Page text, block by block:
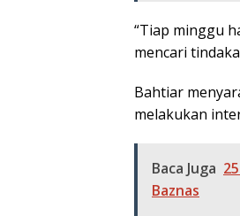
“Tiap minggu
mencari
Bahtiar
melakukan
Baca Juga
Baznas